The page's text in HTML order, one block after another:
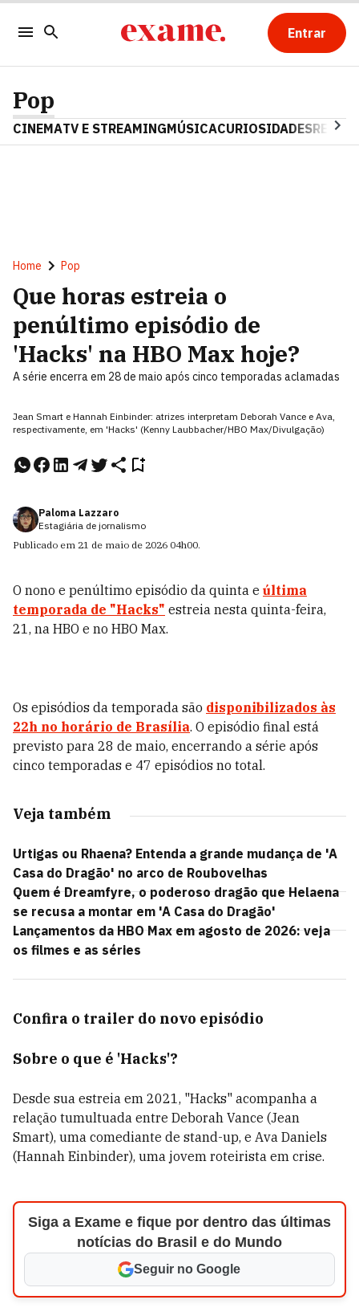
Entrar
Pop
CINEMATV E STREAMINGMÚSICACURIOSIDADES
Home Pop
Que horas estreia o
penúltimo episódio de
'Hacks' na HBO Max hoje?
A série encerra em 28 de maio após cinco temporadas aclamadas
Jean Smart e Hannah Einbinder: atrizes interpretam Deborah Vance e Ava,
respectivamente, em 'Hacks' (Kenny Laubbacher/HBO Max/Divulgação)
Paloma Lazzaro
Estagiária de jornalismo
Publicado em 21 de maio de 2026 04h00.
O nono e penúltimo episódio da quinta e última
temporada de "Hacks" estreia nesta quinta-feira,
21, na HBO e no HBO Max.
Os episódios da temporada são disponibilizados às
22h no horário de Brasília. O episódio final está
previsto para 28 de maio, encerrando a série após
cinco temporadas e 47 episódios no total.
Veja também
Urtigas ou Rhaena? Entenda a grande mudança de 'A
Casa do Dragão' no arco de Roubovelhas
Quem é Dreamfyre, o poderoso dragão que Helaena
se recusa a montar em 'A Casa do Dragão'
Lançamentos da HBO Max em agosto de 2026: veja
os filmes e as séries
Confira o trailer do novo episódio
Sobre o que é 'Hacks'?
Desde sua estreia em 2021, "Hacks" acompanha a
relação tumultuada entre Deborah Vance (Jean
Smart), uma comediante de stand-up, e Ava Daniels
(Hannah Einbinder), uma jovem roteirista em crise.
Siga a Exame e fique por dentro das últimas
notícias do Brasil e do Mundo
Seguir no Google